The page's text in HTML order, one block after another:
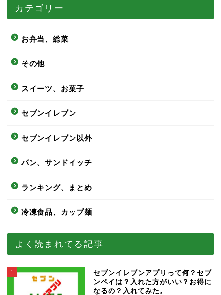
カテゴリー
お弁当、総菜
その他
スイーツ、お菓子
セブンイレブン
セブンイレブン以外
パン、サンドイッチ
ランキング、まとめ
冷凍食品、カップ麺
よく読まれてる記事
1
セブンイレブンアプリって何？セブ
ンペイは？入れた方がいい？お得に
なるの？入れてみた。